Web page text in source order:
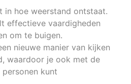
in hoe weerstand ontstaat.
effectieve vaardigheden
om te buigen.
nieuwe manier van kijken
waardoor je ook met de
personen kunt